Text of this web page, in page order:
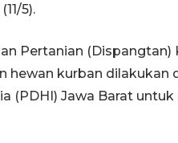
5).
Pertanian
hewan kurban dilakukan
(PDHI) Jawa Barat